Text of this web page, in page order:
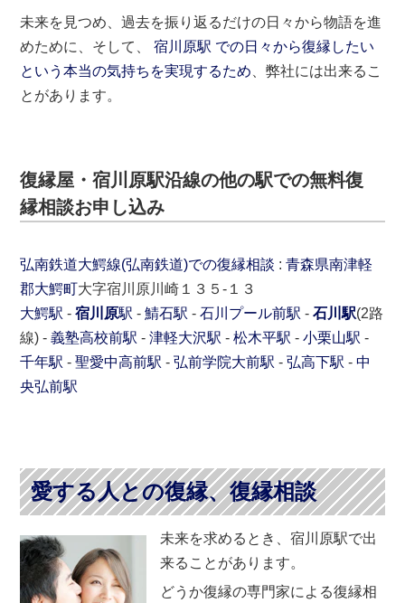
未来を見つめ、過去を振り返るだけの日々から物語を進
めために、そして、
宿川原駅 での日々から復縁したい
という本当の気持ちを実現するため 、弊社には出来るこ
とがあります。
復縁屋・宿川原駅沿線の他の駅での無料復
縁相談お申し込み
弘南鉄道大鰐線(弘南鉄道)での復縁相談 :青森県南津軽
郡大鰐町大字宿川原川崎１３５-１３
大鰐駅 -宿川原駅 -鯖石駅 -石川プール前駅 -石川駅(2路
線) -義塾高校前駅 -津軽大沢駅 -松木平駅 -小栗山駅 -
千年駅 -聖愛中高前駅 -弘前学院大前駅 -弘高下駅 -中
央弘前駅
愛する人との復縁、復縁相談
未来を求めるとき、宿川原駅で出
来ることがあります。
どうか復縁の専門家による復縁相